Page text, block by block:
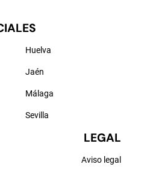
Huelva
Jaén
Málaga
Sevilla
LEGAL
Aviso legal